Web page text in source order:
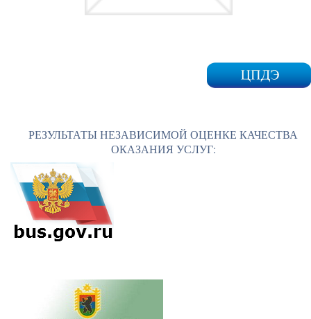
РЕЗУЛЬТАТЫ НЕЗАВИСИМОЙ ОЦЕНКЕ КАЧЕСТВА
ОКАЗАНИЯ УСЛУГ: